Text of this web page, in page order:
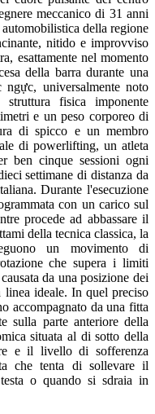
meccanico di 31 anni
della regione
nitido e improvviso
esattamente nel momento
della barra durante una
universalmente noto
fisica imponente
e un peso corporeo di
di spicco e un membro
di powerlifting, un atleta
ben cinque sessioni ogni
settimane di distanza da
Durante l'esecuzione
con un carico sul
procede ad abbassare il
della tecnica classica, la
un movimento di
che supera i limiti
da una posizione dei
linea ideale. In quel preciso
accompagnato da una fitta
sulla parte anteriore della
situata al di sotto della
e il livello di sofferenza
che tenta di sollevare il
o quando si sdraia in